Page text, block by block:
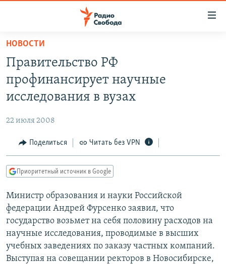
упрощенного
доступа
Вернуться
основному
Вернутся
Вернутся
поиску
ПОДКАСТЫ
АВТОРСКИЕ ПРОЕКТЫ
МНЕНИЯ
КУЛЬТУРА
КАВКАЗ.РЕАЛИИ
СЕВЕР.РЕАЛИИ
СИБИРЬ.РЕАЛИИ
РАСПИСАНИЕ ВЕЩАНИЯ
ПОДПИШИТЕСЬ НА РАССЫЛКУ
НОВОСТИ
Правительство РФ
профинансирует научные
исследования в вузах
22 июля 2008
Поделиться Читать без VPN
Приоритетный источник в Google
Министр образования и науки Российской
федерации Андрей Фурсенко заявил, что
государство возьмет на себя половину расходов на
научные исследования, проводимые в высших
учебных заведениях по заказу частных компаний.
Выступая на совещании ректоров в Новосибирске,